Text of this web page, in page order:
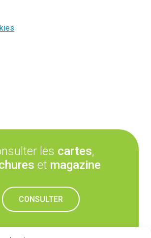
les cartes,
et magazine
CONSULTER